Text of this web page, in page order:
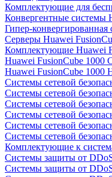
Комплектующие для
Конвергентные системы
Гипер-конвергированная
Серверы Huawei
Комплектующие Huawei
Huawei FusionCube 1000
Huawei FusionCube 1000
Системы сетевой
Системы сетевой
Системы сетевой
Системы сетевой
Системы сетевой
Системы сетевой
Комплектующие к
Системы защиты от
Системы защиты от